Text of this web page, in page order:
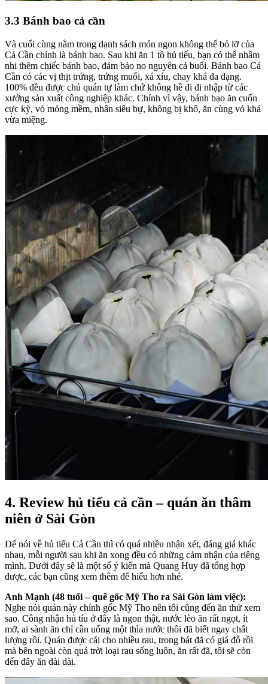
3.3 Bánh bao cả cần
Và cuối cùng nằm trong danh sách món ngon không thể bỏ lỡ của
Cả Cần chính là bánh bao. Sau khi ăn 1 tô hủ tiếu, bạn có thể nhâm
nhi thêm chiếc bánh bao, đảm bảo no nguyên cả buổi. Bánh bao Cả
Cần có các vị thịt trứng, trứng muối, xá xíu, chay khá đa dạng.
100% đều được chủ quán tự làm chứ không hề đi đi nhập từ các
xưởng sản xuất công nghiệp khác. Chính vì vậy, bánh bao ăn cuốn
cực kỳ, vỏ mỏng mềm, nhân siêu bự, không bị khô, ăn cùng vỏ khá
vừa miệng.
4. Review hủ tiếu cả cần – quán ăn thâm
niên ở Sài Gòn
Để nói về hủ tiếu Cả Cần thì có quá nhiều nhận xét, đáng giá khác
nhau, mỗi người sau khi ăn xong đều có những cảm nhận của riêng
mình. Dưới đây sẽ là một số ý kiến mà Quang Huy đã tổng hợp
được, các bạn cũng xem thêm để hiểu hơn nhé.
Anh Mạnh (48 tuổi – quê gốc Mỹ Tho ra Sài Gòn làm việc):
Nghe nói quán này chính gốc Mỹ Tho nên tôi cũng đến ăn thử xem
sao. Công nhận hủ tíu ở đây là ngon thật, nước lèo ăn rất ngọt, ít
mỡ, ai sành ăn chỉ cần uống một thìa nước thôi đã biết ngay chất
lượng rồi. Quán được cái cho nhiều rau, trong bát đã có giá đỗ rồi
mà bên ngoài còn quá trời loại rau sống luôn, ăn rất đã, tôi sẽ còn
đến đây ăn dài dài.